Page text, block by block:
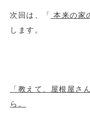
次回は、「 本来の家
します。
「教えて、屋根屋さ
ら。